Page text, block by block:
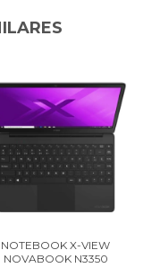
NOTEBOOK X-VIEW
NOVABOOK N3350